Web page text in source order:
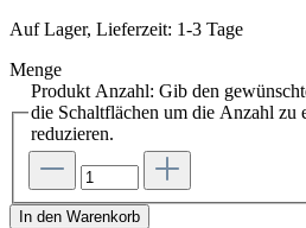
Auf Lager, Lieferzeit: 1-3 Tage
Menge
Produkt Anzahl: Gib den
die Schaltflächen um die Anzahl zu
reduzieren.
In den Warenkorb